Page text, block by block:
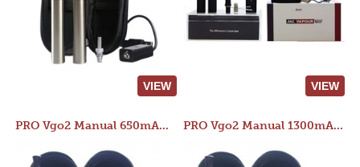
VIEW VIEW
PRO Vgo2 Manual 650mAh Kit PRO Vgo2 Manual 1300mAh Kit